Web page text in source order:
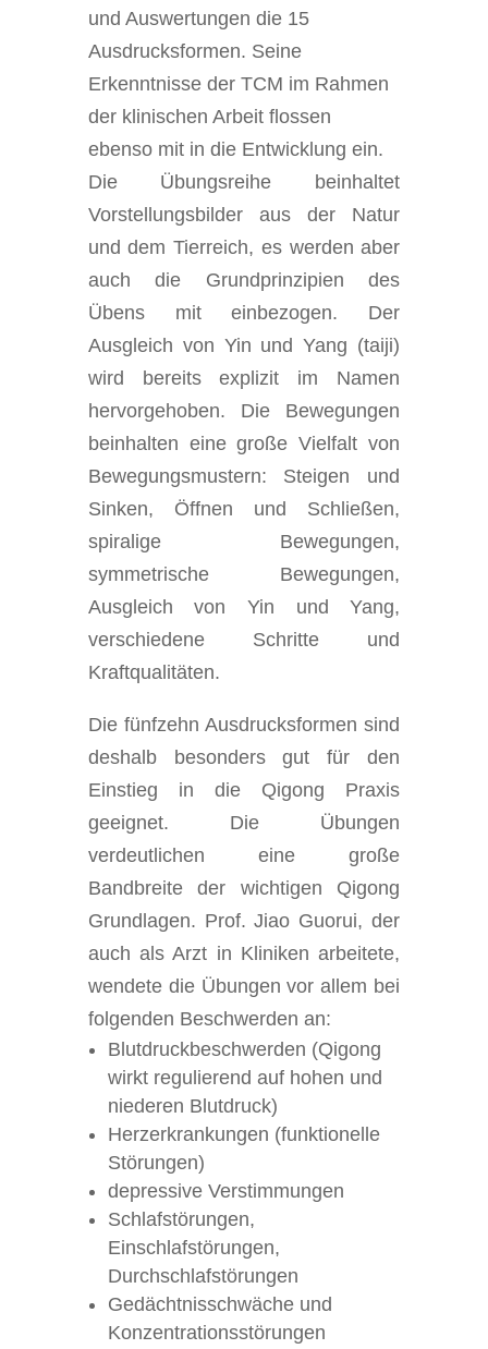
und Auswertungen die 15
Ausdrucksformen. Seine
Erkenntnisse der TCM im Rahmen
der klinischen Arbeit flossen
ebenso mit in die Entwicklung ein.
Die Übungsreihe beinhaltet
Vorstellungsbilder aus der Natur
und dem Tierreich, es werden aber
auch die Grundprinzipien des
Übens mit einbezogen. Der
Ausgleich von Yin und Yang (taiji)
wird bereits explizit im Namen
hervorgehoben. Die Bewegungen
beinhalten eine große Vielfalt von
Bewegungsmustern: Steigen und
Sinken, Öffnen und Schließen,
spiralige Bewegungen,
symmetrische Bewegungen,
Ausgleich von Yin und Yang,
verschiedene Schritte und
Kraftqualitäten.
Die fünfzehn Ausdrucksformen sind
deshalb besonders gut für den
Einstieg in die Qigong Praxis
geeignet. Die Übungen
verdeutlichen eine große
Bandbreite der wichtigen Qigong
Grundlagen. Prof. Jiao Guorui, der
auch als Arzt in Kliniken arbeitete,
wendete die Übungen vor allem bei
folgenden Beschwerden an:
Blutdruckbeschwerden (Qigong
wirkt regulierend auf hohen und
niederen Blutdruck)
Herzerkrankungen (funktionelle
Störungen)
depressive Verstimmungen
Schlafstörungen,
Einschlafstörungen,
Durchschlafstörungen
Gedächtnisschwäche und
Konzentrationsstörungen